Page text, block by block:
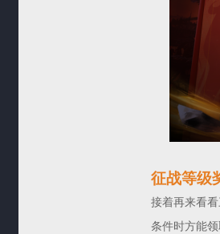
征战等级
接着再来看
条件时方能